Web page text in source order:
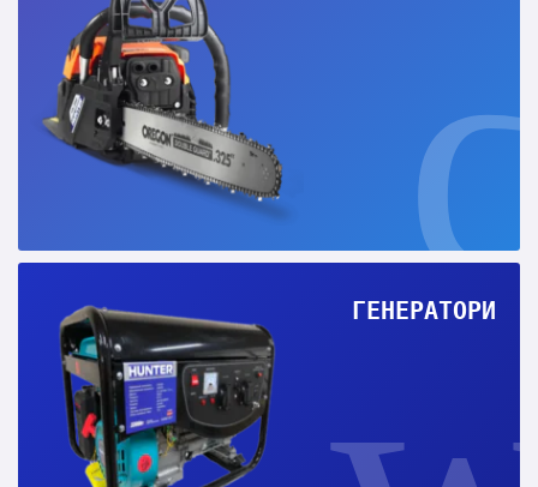
ГЕНЕРАТОРИ